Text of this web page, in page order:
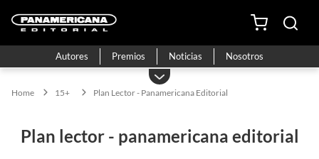
Autores Premios Noticias Nosotros
15+ Plan Lector - Panamericana Editorial
plan lector - panamericana editorial